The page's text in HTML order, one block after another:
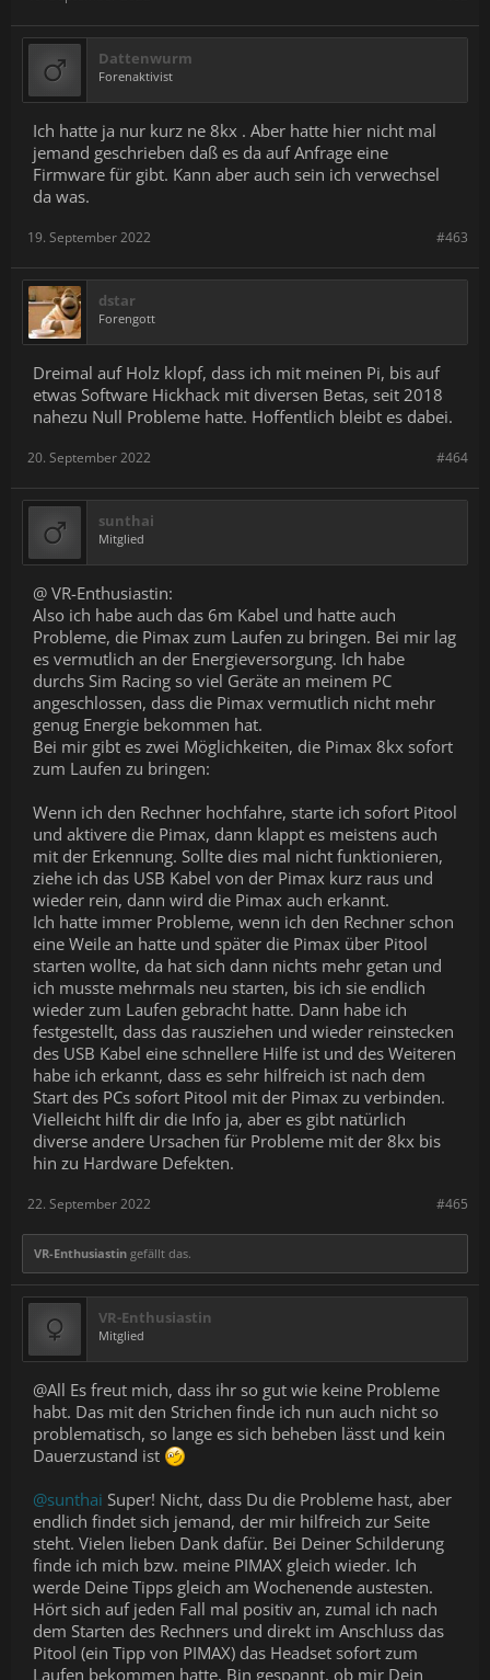
Dattenwurm
Forenaktivist
Ich hatte ja nur kurz ne 8kx . Aber hatte hier nicht mal
jemand geschrieben daß es da auf Anfrage eine
Firmware für gibt. Kann aber auch sein ich verwechsel
da was.
#463
19. September 2022
dstar
Forengott
Dreimal auf Holz klopf, dass ich mit meinen Pi, bis auf
etwas Software Hickhack mit diversen Betas, seit 2018
nahezu Null Probleme hatte. Hoffentlich bleibt es dabei.
#464
20. September 2022
sunthai
Mitglied
@ VR-Enthusiastin:
Also ich habe auch das 6m Kabel und hatte auch
Probleme, die Pimax zum Laufen zu bringen. Bei mir lag
es vermutlich an der Energieversorgung. Ich habe
durchs Sim Racing so viel Geräte an meinem PC
angeschlossen, dass die Pimax vermutlich nicht mehr
genug Energie bekommen hat.
Bei mir gibt es zwei Möglichkeiten, die Pimax 8kx sofort
zum Laufen zu bringen:
Wenn ich den Rechner hochfahre, starte ich sofort Pitool
und aktivere die Pimax, dann klappt es meistens auch
mit der Erkennung. Sollte dies mal nicht funktionieren,
ziehe ich das USB Kabel von der Pimax kurz raus und
wieder rein, dann wird die Pimax auch erkannt.
Ich hatte immer Probleme, wenn ich den Rechner schon
eine Weile an hatte und später die Pimax über Pitool
starten wollte, da hat sich dann nichts mehr getan und
ich musste mehrmals neu starten, bis ich sie endlich
wieder zum Laufen gebracht hatte. Dann habe ich
festgestellt, dass das rausziehen und wieder reinstecken
des USB Kabel eine schnellere Hilfe ist und des Weiteren
habe ich erkannt, dass es sehr hilfreich ist nach dem
Start des PCs sofort Pitool mit der Pimax zu verbinden.
Vielleicht hilft dir die Info ja, aber es gibt natürlich
diverse andere Ursachen für Probleme mit der 8kx bis
hin zu Hardware Defekten.
#465
22. September 2022
VR-Enthusiastin gefällt das.
VR-Enthusiastin
Mitglied
@All Es freut mich, dass ihr so gut wie keine Probleme
habt. Das mit den Strichen finde ich nun auch nicht so
problematisch, so lange es sich beheben lässt und kein
Dauerzustand ist
@sunthai Super! Nicht, dass Du die Probleme hast, aber
endlich findet sich jemand, der mir hilfreich zur Seite
steht. Vielen lieben Dank dafür. Bei Deiner Schilderung
finde ich mich bzw. meine PIMAX gleich wieder. Ich
werde Deine Tipps gleich am Wochenende austesten.
Hört sich auf jeden Fall mal positiv an, zumal ich nach
dem Starten des Rechners und direkt im Anschluss das
Pitool (ein Tipp von PIMAX) das Headset sofort zum
Laufen bekommen hatte. Bin gespannt, ob mir Dein